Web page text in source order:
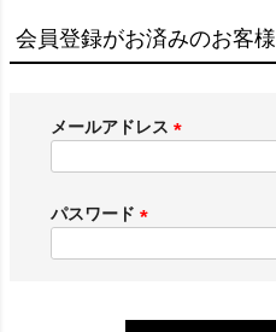
会員登録がお済みのお客様
メールアドレス
)
パスワード
)